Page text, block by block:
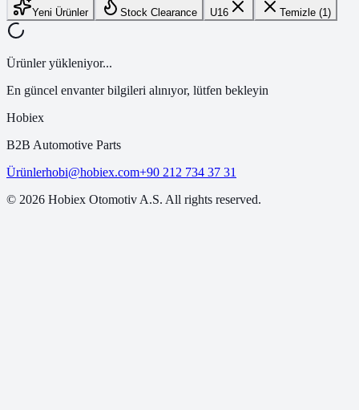
Yeni Ürünler Stock Clearance U16 Temizle (1)
Ürünler yükleniyor...
En güncel envanter bilgileri alınıyor, lütfen bekleyin
Hobiex
B2B Automotive Parts
Ürünlerhobi@hobiex.com+90 212 734 37 31
© 2026 Hobiex Otomotiv A.S. All rights reserved.